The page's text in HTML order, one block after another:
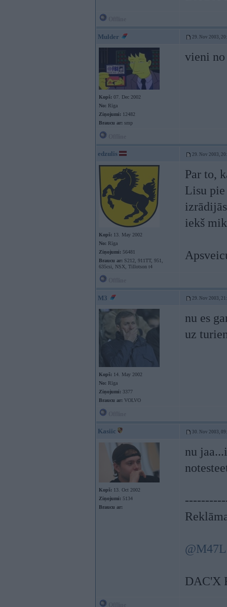
Mulder 29. Nov 2003,
Kopš: 07. Dec 2002
No: Rīga
Ziņojumi: 12482
Braucu ar: smp
vieni
edzulis 29. Nov 2003,
Kopš: 13. May 2002
No: Rīga
Ziņojumi: 56481
Braucu ar: S212, 911TT, 951,
635csi, NSX, Tillotson t4
Par to,
Lisu pie
iekš
M3 29. Nov 2003,
Kopš: 14. May 2002
No: Rīga
Ziņojumi: 3377
Braucu ar: VOLVO
nu es
uz
Kasiic 30. Nov 2003,
Kopš: 13. Oct 2002
Ziņojumi: 5134
Braucu ar:
nu
DAC'X